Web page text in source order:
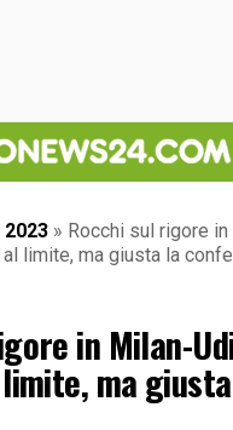
2023 » Rocchi sul rigore
limite, ma giusta la
in Milan-
ma